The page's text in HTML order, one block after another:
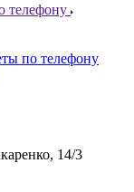
телефону
по телефону
14/3